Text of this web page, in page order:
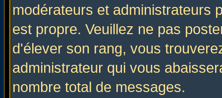
modérateurs et administrateurs
est propre. Veuillez ne pas
d'élever son rang, vous
administrateur qui vous
nombre total de messages.